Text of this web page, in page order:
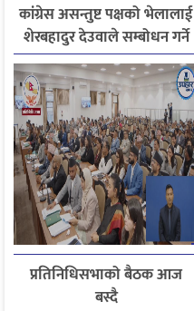
कांग्रेस असन्तुष्ट पक्षको भेलालाई
शेरबहादुर देउवाले सम्बोधन गर्ने
प्रतिनिधिसभाको बैठक आज
बस्दै